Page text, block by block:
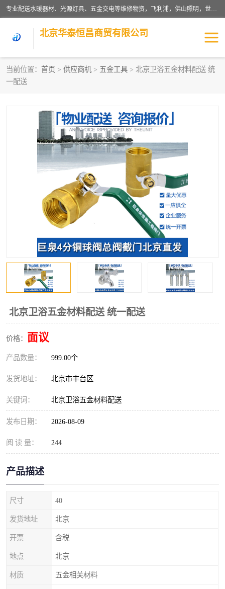
专业配送水暖器材、光源灯具、五金交电等维修物资，飞利浦，佛山照明，世达，博世，九牧，特陶等各产品涉及国内外知名品牌。公司专注与物业、学校、酒店、工厂等单位合作，提供一站式配送服务，降低客户综合成本。依托电子商务改变传统模式，以专业的团队为客户提供24H物资配送到达，货到月结、统一开票，便捷退换等服务，提高了企业的运营效率。
北京华泰恒昌商贸有限公司
当前位置： 首页 > 供应商机 > 五金工具 > 北京卫浴五金材料配送 统
一配送
北京卫浴五金材料配送 统一配送
价格： 面议
产品数量： 999.00个
发货地址： 北京市丰台区
关键词： 北京卫浴五金材料配送
发布日期： 2026-08-09
阅 读 量： 244
产品描述
尺寸 40
发货地址 北京
开票 含税
地点 北京
材质 五金相关材料
水暖阀门
五金工具 涂料辅材